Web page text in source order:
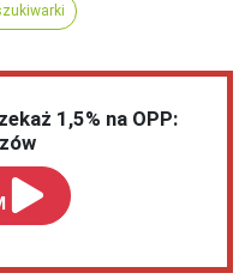
1,5% na OPP: